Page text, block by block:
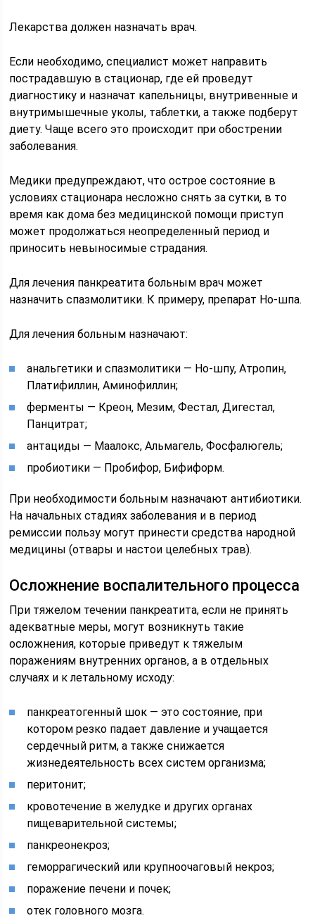
Лекарства должен назначать врач.
Если необходимо, специалист может направить
пострадавшую в стационар, где ей проведут
диагностику и назначат капельницы, внутривенные и
внутримышечные уколы, таблетки, а также подберут
диету. Чаще всего это происходит при обострении
заболевания.
Медики предупреждают, что острое состояние в
условиях стационара несложно снять за сутки, в то
время как дома без медицинской помощи приступ
может продолжаться неопределенный период и
приносить невыносимые страдания.
Для лечения панкреатита больным врач может
назначить спазмолитики. К примеру, препарат Но-шпа.
Для лечения больным назначают:
анальгетики и спазмолитики — Но-шпу, Атропин,
Платифиллин, Аминофиллин;
ферменты — Креон, Мезим, Фестал, Дигестал,
Панцитрат;
антациды — Маалокс, Альмагель, Фосфалюгель;
пробиотики — Пробифор, Бифиформ.
При необходимости больным назначают антибиотики.
На начальных стадиях заболевания и в период
ремиссии пользу могут принести средства народной
медицины (отвары и настои целебных трав).
Осложнение воспалительного процесса
При тяжелом течении панкреатита, если не принять
адекватные меры, могут возникнуть такие
осложнения, которые приведут к тяжелым
поражениям внутренних органов, а в отдельных
случаях и к летальному исходу:
панкреатогенный шок — это состояние, при
котором резко падает давление и учащается
сердечный ритм, а также снижается
жизнедеятельность всех систем организма;
перитонит;
кровотечение в желудке и других органах
пищеварительной системы;
панкреонекроз;
геморрагический или крупноочаговый некроз;
поражение печени и почек;
отек головного мозга.